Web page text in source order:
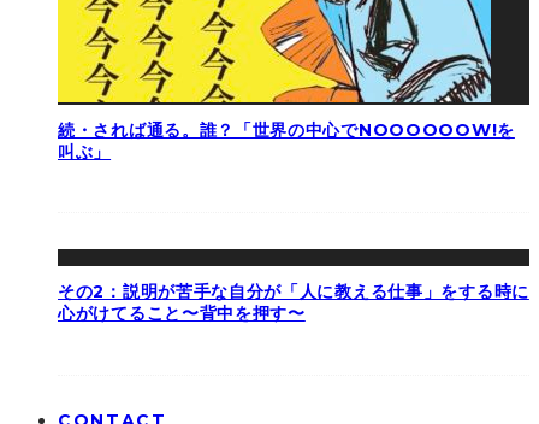
続・されば通る。誰？「世界の中心でNOOOOOOW!を
叫ぶ」
その2：説明が苦手な自分が「人に教える仕事」をする時に
心がけてること〜背中を押す〜